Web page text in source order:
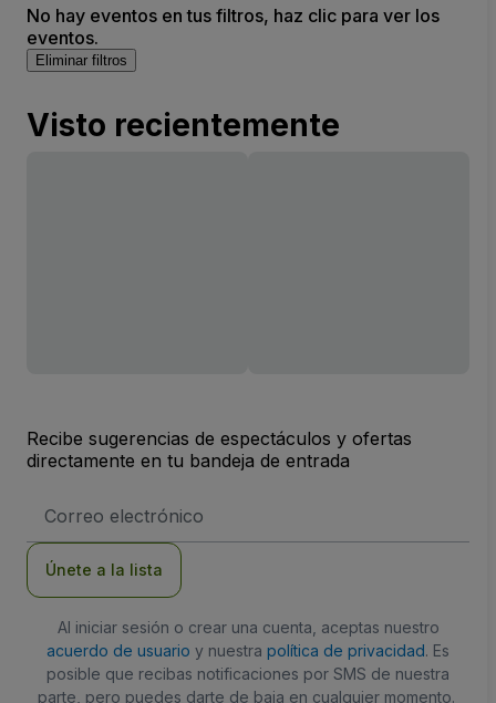
No hay eventos en tus filtros, haz clic para ver los
eventos.
Eliminar filtros
Visto recientemente
Recibe sugerencias de espectáculos y ofertas
directamente en tu bandeja de entrada
de
Únete a la lista
Al iniciar sesión o crear una cuenta, aceptas nuestro
acuerdo de usuario y nuestra política de privacidad. Es
posible que recibas notificaciones por SMS de nuestra
parte, pero puedes darte de baja en cualquier momento.